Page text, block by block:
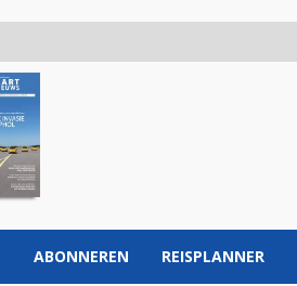
ABONNEREN REISPLANNER